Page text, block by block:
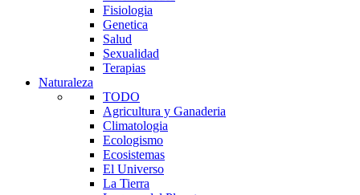
Fisiologia
Genetica
Salud
Sexualidad
Terapias
Naturaleza
TODO
Agricultura y Ganaderia
Climatologia
Ecologismo
Ecosistemas
El Universo
La Tierra